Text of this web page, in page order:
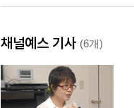
채널예스 기사 (6개)